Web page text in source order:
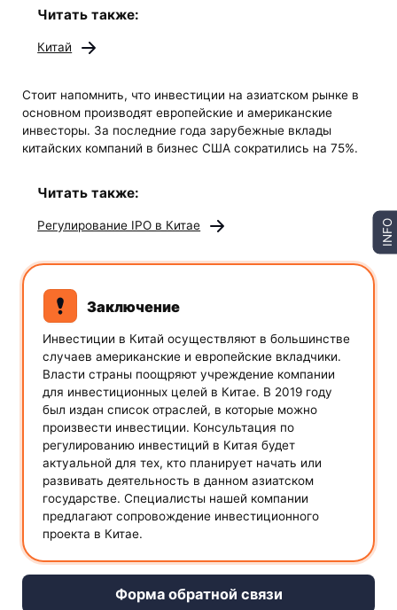
Читать также:
Китай
Стоит напомнить, что инвестиции на азиатском рынке в
основном производят европейские и американские
инвесторы. За последние года зарубежные вклады
китайских компаний в бизнес США сократились на 75%.
Читать также:
Регулирование IPO в Китае
Заключение
Инвестиции в Китай осуществляют в большинстве
случаев американские и европейские вкладчики.
Власти страны поощряют учреждение компании
для инвестиционных целей в Китае. В 2019 году
был издан список отраслей, в которые можно
произвести инвестиции. Консультация по
регулированию инвестиций в Китая будет
актуальной для тех, кто планирует начать или
развивать деятельность в данном азиатском
государстве. Специалисты нашей компании
предлагают сопровождение инвестиционного
проекта в Китае.
Форма обратной связи
INFO